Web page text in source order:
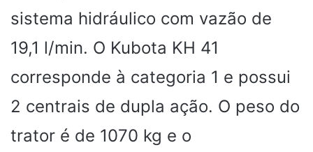
sistema hidráulico com vazão de
19,1 l/min. O Kubota KH 41
corresponde à categoria 1 e possui
2 centrais de dupla ação. O peso do
trator é de 1070 kg e o